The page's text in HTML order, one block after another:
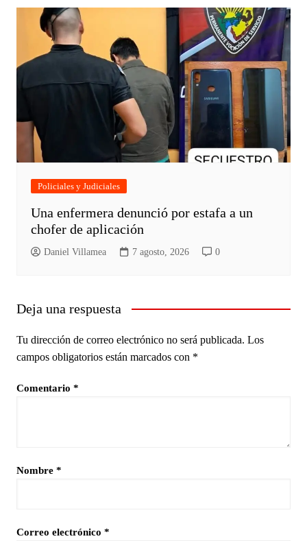
Policiales y Judiciales
Una enfermera denunció por estafa a un
chofer de aplicación
Daniel Villamea 7 agosto, 2026 0
Deja una respuesta
Tu dirección de correo electrónico no será publicada. Los
campos obligatorios están marcados con *
Comentario *
Nombre *
Correo electrónico *